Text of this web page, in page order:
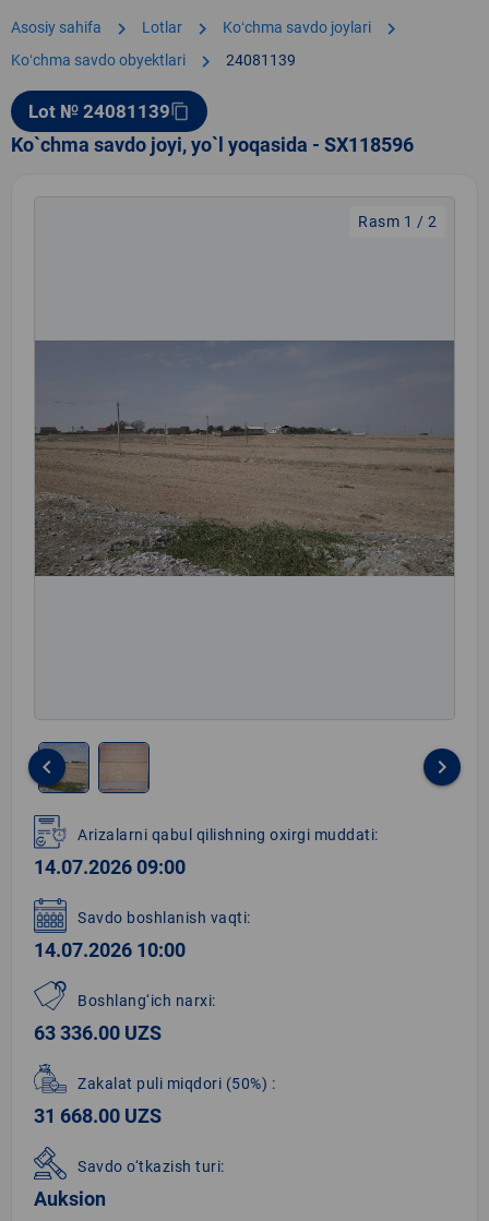
Asosiy sahifa chevron_right Lotlar chevron_right Koʻchma savdo joylari chevron_right
Koʻchma savdo obyektlari chevron_right 24081139
Lot № 24081139content_copy
Ko`chma savdo joyi, yo`l yoqasida - SX118596
Rasm 1 / 2
1
of
2
keyboard_arrow_left keyboard_arrow_right
Arizalarni qabul qilishning oxirgi muddati:
14.07.2026 09:00
Savdo boshlanish vaqti:
14.07.2026 10:00
Boshlang‘ich narxi:
63 336.00 UZS
Zakalat puli miqdori (50%) :
31 668.00 UZS
Savdo o‘tkazish turi:
Auksion